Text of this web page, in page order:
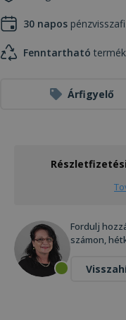
30 napos
Fenntartható termék
Árfigyelő
Fordulj
számon,